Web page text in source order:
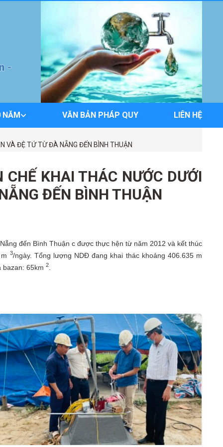
NĂM VĂN BẢN PHÁP QUY LIÊN HỆ
VÀ ĐỆ TỨ TỪ ĐÀ NẴNG ĐẾN BÌNH THUẬN
KHAI THÁC NƯỚC DƯỚI
ĐẾN BÌNH THUẬN
đến Bình Thuận c được thực hện từ năm 2012 và kết thúc
3/ngày. Tổng lượng NDĐ đang khai thác khoảng 406.635 m
bazan: 65km 2